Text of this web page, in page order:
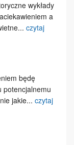
wykłady
a
... czytaj
będę
potencjalnemu
jakie... czytaj